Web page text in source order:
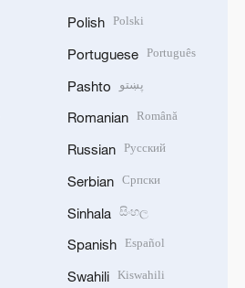
Polish Polski
Portuguese Português
Pashto پښتو
Romanian Română
Russian Русский
Serbian Српски
Sinhala සිංහල
Spanish Español
Swahili Kiswahili